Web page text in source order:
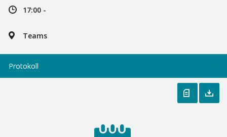
17:00 -
Teams
Protokoll